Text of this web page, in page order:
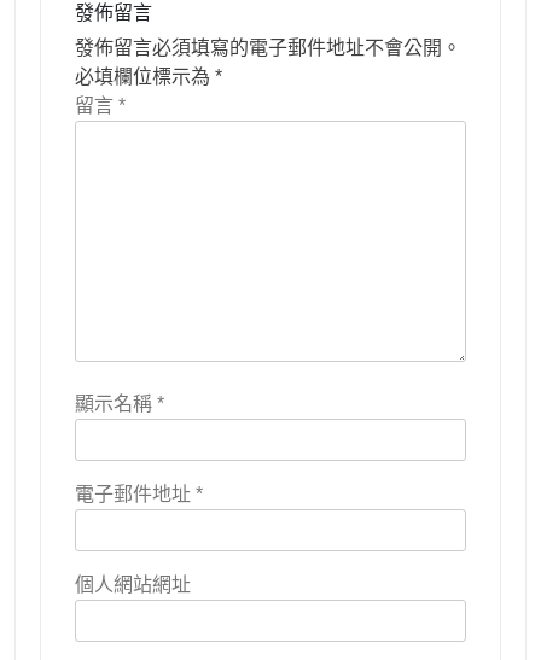
發佈留言
發佈留言必須填寫的電子郵件地址不會公開。
必填欄位標示為 *
留言 *
顯示名稱 *
電子郵件地址 *
個人網站網址